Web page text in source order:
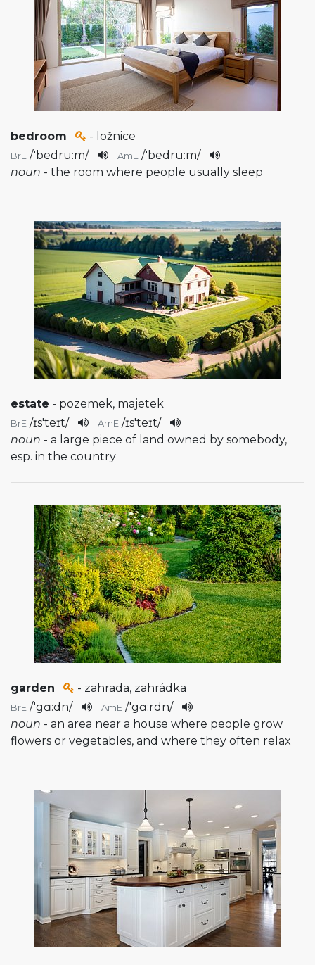
bedroom - ložnice
BrE /'bedru:m/ AmE /'bedru:m/
noun - the room where people usually sleep
estate - pozemek, majetek
BrE /ɪs'teɪt/ AmE /ɪs'teɪt/
noun - a large piece of land owned by somebody,
esp. in the country
garden - zahrada, zahrádka
BrE /'gɑ:dn/ AmE /'gɑ:rdn/
noun - an area near a house where people grow
flowers or vegetables, and where they often relax